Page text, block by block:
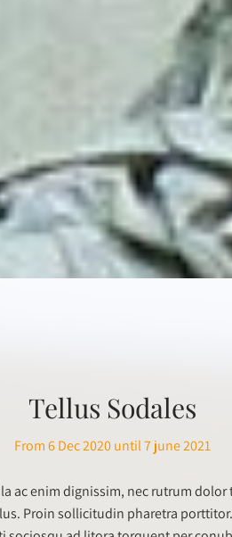
Tellus Sodales
From 6 Dec 2020 until 7 june 2021
ac enim dignissim, nec rutrum
Proin sollicitudin pharetra